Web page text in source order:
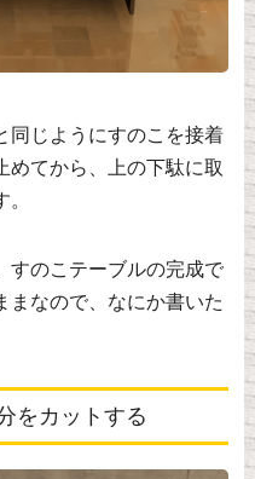
同じようにすのこを接着
めてから、上の下駄に取
すのこテーブルの完成で
まなので、なにか書いた
をカットする